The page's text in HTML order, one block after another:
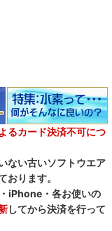
るカード決済不可につ
ない古いソフトウエア
おります。
iPhone・各お使いの
してから決済を行って